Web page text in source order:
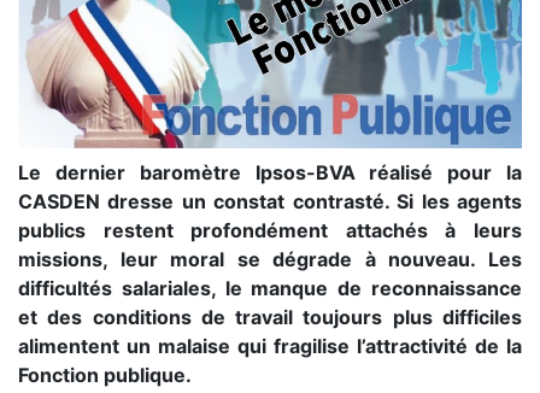
Le dernier baromètre Ipsos-BVA réalisé pour la
CASDEN dresse un constat contrasté. Si les agents
publics restent profondément attachés à leurs
missions, leur moral se dégrade à nouveau. Les
difficultés salariales, le manque de reconnaissance
et des conditions de travail toujours plus difficiles
alimentent un malaise qui fragilise l’attractivité de la
Fonction publique.